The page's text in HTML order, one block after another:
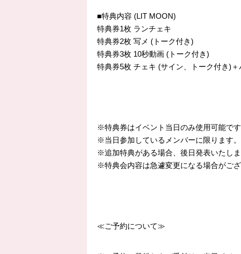
■特典内容 (LIT MOON)
特典券1枚 ランチェキ
特典券2枚 写メ (トーク付き)
特典券3枚 10秒動画 (トーク付き)
特典券5枚 チェキ (サイン、トーク付き)＋
※特典券はイベント当日のみ使用可能です
※当日参加しているメンバーに限ります。
※追加特典がある場合、後日発表いたしま
※特典会内容は急遽変更になる場合がござ
≪ご予約について≫